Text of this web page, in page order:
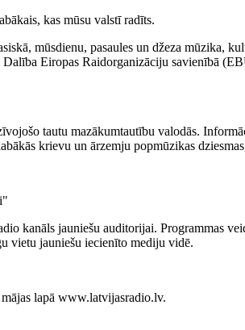
kas mūsu valstī radīts.
mūsdienu, pasaules un džeza mūzika,
Eiropas Raidorganizāciju savienībā
tautu mazākumtautību valodās.
krievu un ārzemju popmūzikas
kanāls jauniešu auditorijai. Programmas
vietu jauniešu iecienīto mediju vidē.
lapā www.latvijasradio.lv.